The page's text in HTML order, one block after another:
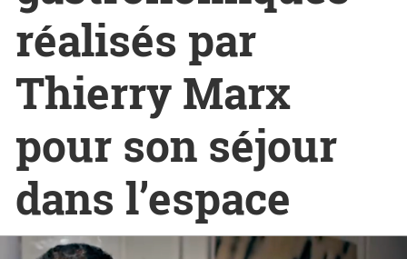
réalisés par
Thierry Marx
pour son séjour
dans l’espace